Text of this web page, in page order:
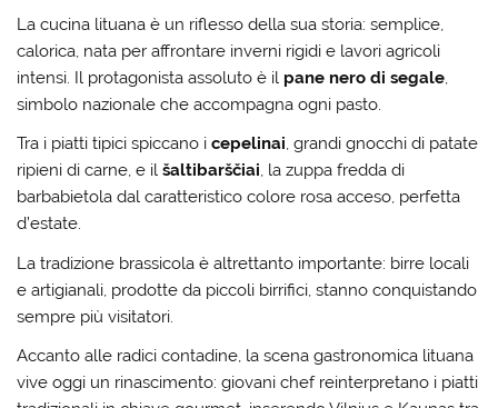
La cucina lituana è un riflesso della sua storia: semplice,
calorica, nata per affrontare inverni rigidi e lavori agricoli
intensi. Il protagonista assoluto è il pane nero di segale,
simbolo nazionale che accompagna ogni pasto.
Tra i piatti tipici spiccano icepelinai, grandi gnocchi di patate
ripieni di carne, e ilšaltibarščiai, la zuppa fredda di
barbabietola dal caratteristico colore rosa acceso, perfetta
d’estate.
La tradizione brassicola è altrettanto importante: birre locali
e artigianali, prodotte da piccoli birrifici, stanno conquistando
sempre più visitatori.
Accanto alle radici contadine, la scena gastronomica lituana
vive oggi un rinascimento: giovani chef reinterpretano i piatti